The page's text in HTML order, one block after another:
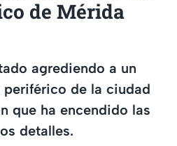
de Mérida
agrediendo a un
de la ciudad
que ha encendido las
detalles.